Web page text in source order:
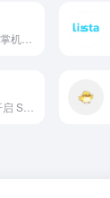
🛡️免费畅玩，开启二次元掌机游戏精彩冒险
🎮免费畅玩单机大作，开启 Switch 精彩游戏之旅